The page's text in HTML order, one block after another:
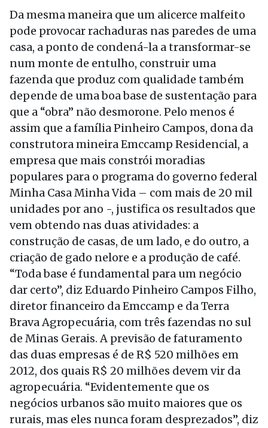
Da mesma maneira que um alicerce malfeito
pode provocar rachaduras nas paredes de uma
casa, a ponto de condená-la a transformar-se
num monte de entulho, construir uma
fazenda que produz com qualidade também
depende de uma boa base de sustentação para
que a “obra” não desmorone. Pelo menos é
assim que a família Pinheiro Campos, dona da
construtora mineira Emccamp Residencial, a
empresa que mais constrói moradias
populares para o programa do governo federal
Minha Casa Minha Vida – com mais de 20 mil
unidades por ano -, justifica os resultados que
vem obtendo nas duas atividades: a
construção de casas, de um lado, e do outro, a
criação de gado nelore e a produção de café.
“Toda base é fundamental para um negócio
dar certo”, diz Eduardo Pinheiro Campos Filho,
diretor financeiro da Emccamp e da Terra
Brava Agropecuária, com três fazendas no sul
de Minas Gerais. A previsão de faturamento
das duas empresas é de R$ 520 milhões em
2012, dos quais R$ 20 milhões devem vir da
agropecuária. “Evidentemente que os
negócios urbanos são muito maiores que os
rurais, mas eles nunca foram desprezados”, diz